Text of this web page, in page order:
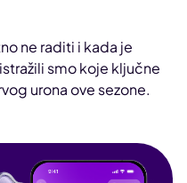
ne raditi i kada je
smo koje ključne
urona ove sezone.